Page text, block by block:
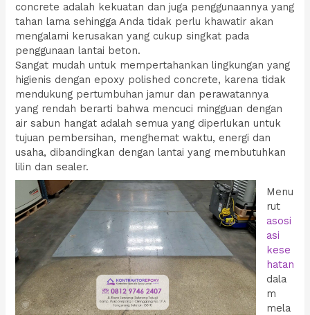
concrete adalah kekuatan dan juga penggunaannya yang
tahan lama sehingga Anda tidak perlu khawatir akan
mengalami kerusakan yang cukup singkat pada
penggunaan lantai beton.
Sangat mudah untuk mempertahankan lingkungan yang
higienis dengan epoxy polished concrete, karena tidak
mendukung pertumbuhan jamur dan perawatannya
yang rendah berarti bahwa mencuci mingguan dengan
air sabun hangat adalah semua yang diperlukan untuk
tujuan pembersihan, menghemat waktu, energi dan
usaha, dibandingkan dengan lantai yang membutuhkan
lilin dan sealer.
Menu
rut
asosi
asi
kese
hatan
dala
m
mela